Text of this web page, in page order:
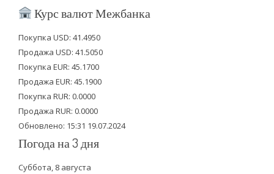
i
t
e
r
c
b
o
o
k
u
u
b
e
Курс валют Межбанка
Покупка USD: 41.4950
Продажа USD: 41.5050
Покупка EUR: 45.1700
Продажа EUR: 45.1900
Покупка RUR: 0.0000
Продажа RUR: 0.0000
Обновлено: 15:31 19.07.2024
Погода на 3 дня
Суббота, 8 августа